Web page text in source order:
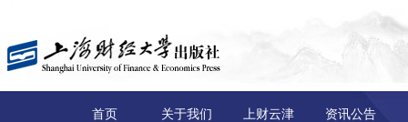
首页 关于我们 上财云津 资讯公告